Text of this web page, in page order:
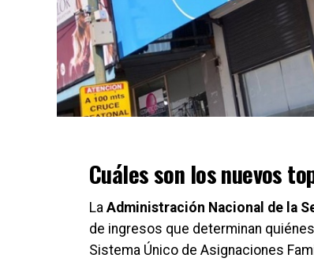
Cuáles son los nuevos
La Administración Nacional de la
de ingresos que determinan
Sistema Único de Asignaciones